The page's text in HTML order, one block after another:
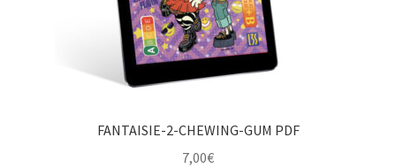
FANTAISIE-2-CHEWING-GUM PDF
7,00€